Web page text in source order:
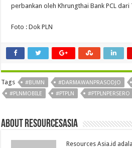
perbankan oleh Khrungthai Bank PCL dari
Foto : Dok PLN
Tags #BUMN #DARMAWANPRASODJO
#PLNMOBILE
#PTPLN #PTPLNPERSERO
About Resourcesasia
Resources Asia.id